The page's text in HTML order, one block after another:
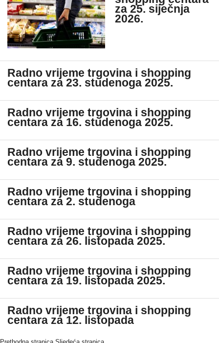
za 25. siječnja
2026.
Radno vrijeme trgovina i shopping
centara za 23. studenoga 2025.
Radno vrijeme trgovina i shopping
centara za 16. studenoga 2025.
Radno vrijeme trgovina i shopping
centara za 9. studenoga 2025.
Radno vrijeme trgovina i shopping
centara za 2. studenoga
Radno vrijeme trgovina i shopping
centara za 26. listopada 2025.
Radno vrijeme trgovina i shopping
centara za 19. listopada 2025.
Radno vrijeme trgovina i shopping
centara za 12. listopada